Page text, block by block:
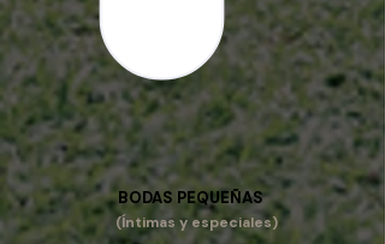
BODAS PEQUEÑAS
(Íntimas y especiales)